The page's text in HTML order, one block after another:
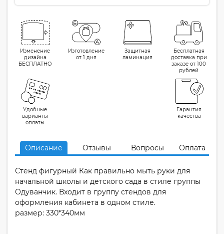
Изменение
дизайна
БЕСПЛАТНО
Изготовление
от 1 дня
Защитная
ламинация
Бесплатная
доставка при
заказе от 100
рублей
Удобные
варианты
оплаты
Гарантия
качества
Описание Отзывы Вопросы Оплата
Стенд фигурный Как правильно мыть руки для
начальной школы и детского сада в стиле группы
Одуванчик. Входит в группу стендов для
оформления кабинета в одном стиле.
размер: 330*340мм